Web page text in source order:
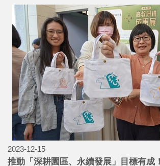
2023-12-15
推動「深耕園區、永續發展」目標有成